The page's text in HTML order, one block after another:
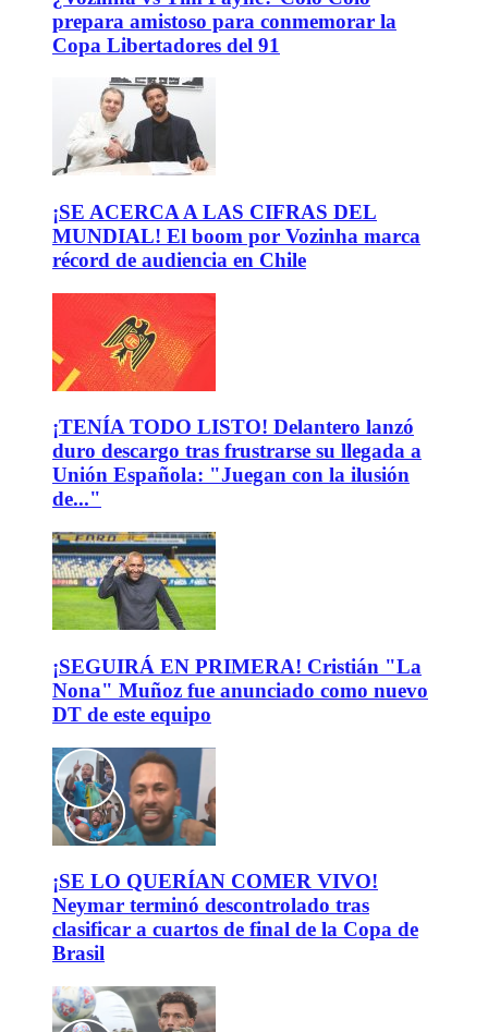
prepara amistoso para conmemorar la
Copa Libertadores del 91
¡SE ACERCA A LAS CIFRAS DEL
MUNDIAL! El boom por Vozinha marca
récord de audiencia en Chile
¡TENÍA TODO LISTO! Delantero lanzó
duro descargo tras frustrarse su llegada a
Unión Española: "Juegan con la ilusión
de..."
¡SEGUIRÁ EN PRIMERA! Cristián "La
Nona" Muñoz fue anunciado como nuevo
DT de este equipo
¡SE LO QUERÍAN COMER VIVO!
Neymar terminó descontrolado tras
clasificar a cuartos de final de la Copa de
Brasil